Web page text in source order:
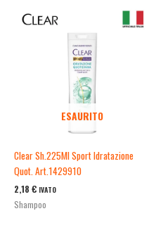
ESAURITO
Clear Sh.225Ml Sport Idratazione
Quot. Art.1429910
2,18 € IVATO
Shampoo